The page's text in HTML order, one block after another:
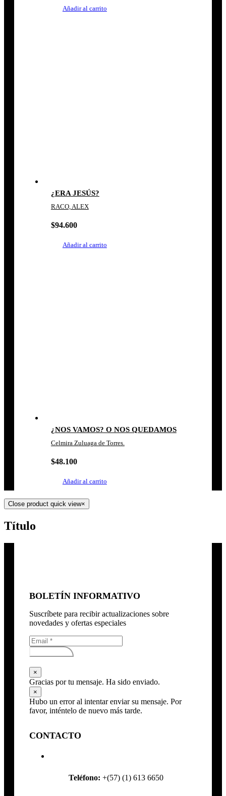
Añadir al carrito
¿ERA JESÚS?
RACO, ALEX
$94.600
Añadir al carrito
¿NOS VAMOS? O NOS QUEDAMOS
Celmira Zuluaga de Torres.
$48.100
Añadir al carrito
Close product quick view×
Título
BOLETÍN INFORMATIVO
Suscríbete para recibir actualizaciones sobre
novedades y ofertas especiales
Subscribirse
×
Gracias por tu mensaje. Ha sido enviado.
×
Hubo un error al intentar enviar su mensaje. Por
favor, inténtelo de nuevo más tarde.
CONTACTO
Teléfono: +(57) (1) 613 6650